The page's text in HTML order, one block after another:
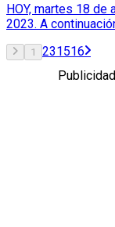
HOY, martes 18 de
2023. A
1 231516
Publicidad